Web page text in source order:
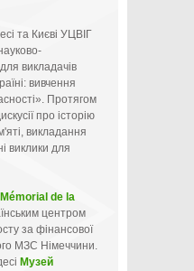
та Києві УЦВІГ
викладачів
вивчення
Протягом
про історію
викладання
виклики для
Mémorial de la
центром
за фінансової
МЗС Німеччини.
Музей